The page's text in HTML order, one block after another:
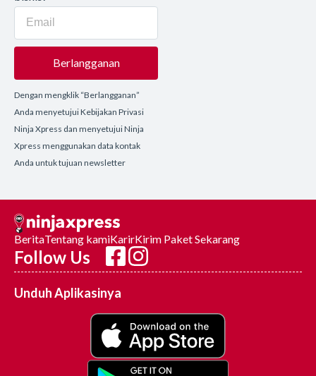
Berlangganan
Dengan mengklik “Berlangganan”
Anda menyetujui Kebijakan Privasi
Ninja Xpress dan menyetujui Ninja
Xpress menggunakan data kontak
Anda untuk tujuan newsletter
BeritaTentang kamiKarirKirim Paket Sekarang
Follow Us
Unduh Aplikasinya